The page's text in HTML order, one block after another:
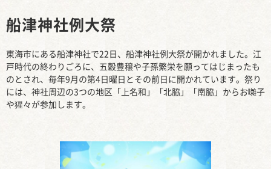
船津神社例大祭
東海市にある船津神社で22日、船津神社例大祭が開かれました。江
戸時代の終わりごろに、五穀豊穣や子孫繁栄を願ってはじまったも
のとされ、毎年9月の第4日曜日とその前日に開かれています。祭り
には、神社周辺の3つの地区「上名和」「北脇」「南脇」からお囃子
や猩々が参加します。